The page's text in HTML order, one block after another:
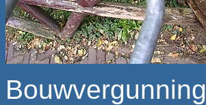
Bouwvergunning